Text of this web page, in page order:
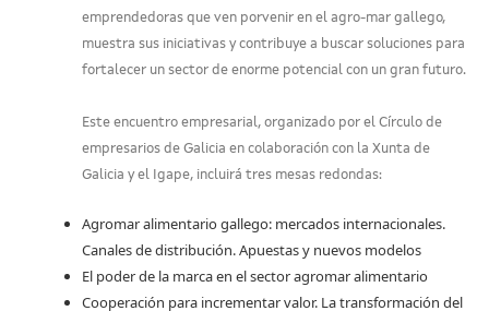
emprendedoras que ven porvenir en el agro-mar gallego,
muestra sus iniciativas y contribuye a buscar soluciones para
fortalecer un sector de enorme potencial con un gran futuro.
Este encuentro empresarial, organizado por el Círculo de
empresarios de Galicia en colaboración con la Xunta de
Galicia y el Igape, incluirá tres mesas redondas:
Agromar alimentario gallego: mercados internacionales.
Canales de distribución. Apuestas y nuevos modelos
El poder de la marca en el sector agromar alimentario
Cooperación para incrementar valor. La transformación del